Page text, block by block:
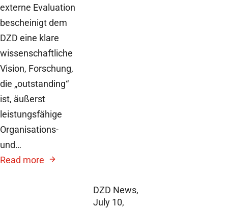
DZD News,
July 10,
externe Evaluation
bescheinigt dem
DZD eine klare
wissenschaftliche
Vision, Forschung,
die „outstanding“
ist, äußerst
leistungsfähige
Organisations-
und…
Read more